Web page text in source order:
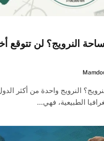
النرويج؟ لن تتوقع
النرويج واحدة من أكثر الدول
الطبيعية، فهي…